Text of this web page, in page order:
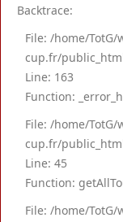
Backtrace:
File: /home/
cup.fr/
Line: 163
Function:
File: /home/
cup.fr/
Line: 45
Function:
File: /home/